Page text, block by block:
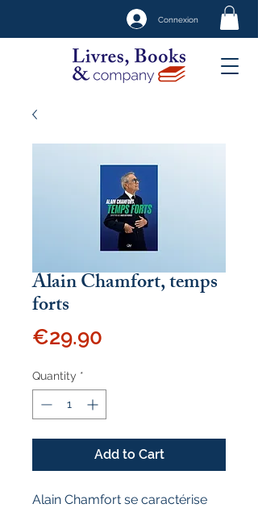
Connexion
Alain Chamfort, temps
forts
€29.90
Quantity *
Add to Cart
Alain Chamfort se caractérise